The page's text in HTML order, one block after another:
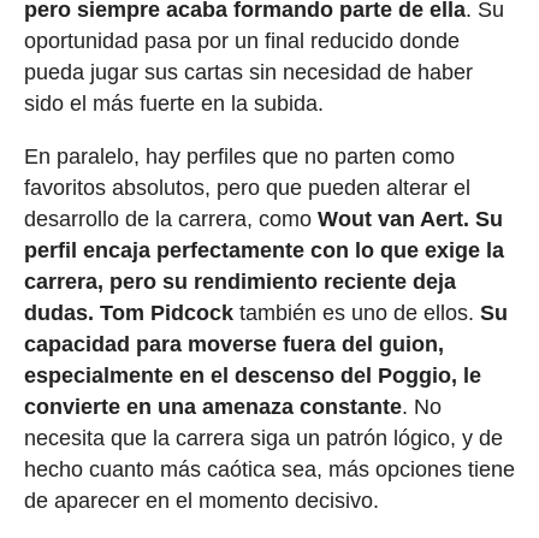
pero siempre acaba formando parte de ella. Su
oportunidad pasa por un final reducido donde
pueda jugar sus cartas sin necesidad de haber
sido el más fuerte en la subida.
En paralelo, hay perfiles que no parten como
favoritos absolutos, pero que pueden alterar el
desarrollo de la carrera, como Wout van Aert. Su
perfil encaja perfectamente con lo que exige la
carrera, pero su rendimiento reciente deja
dudas. Tom Pidcocktambién es uno de ellos. Su
capacidad para moverse fuera del guion,
especialmente en el descenso del Poggio, le
convierte en una amenaza constante. No
necesita que la carrera siga un patrón lógico, y de
hecho cuanto más caótica sea, más opciones tiene
de aparecer en el momento decisivo.